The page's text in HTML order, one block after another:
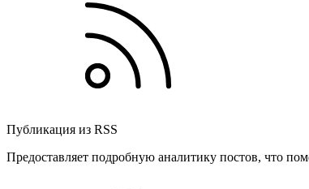
Публикация из RSS
Предоставляет подробную аналитику постов, что